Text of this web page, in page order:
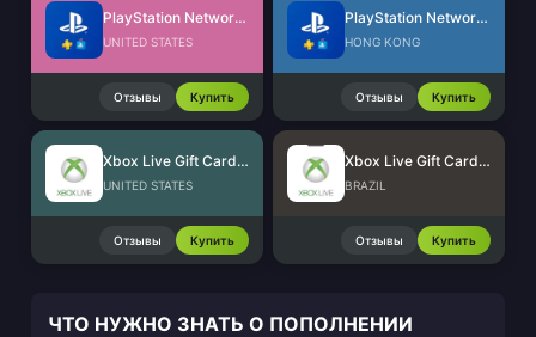
PlayStation Network Card (US)
UNITED STATES
Отзывы Купить
PlayStation Network Card (HK)
HONG KONG
Отзывы Купить
Xbox Live Gift Card (US)
UNITED STATES
Отзывы Купить
Xbox Live Gift Card (BR)
BRAZIL
Отзывы Купить
ЧТО НУЖНО ЗНАТЬ О ПОПОЛНЕНИИ